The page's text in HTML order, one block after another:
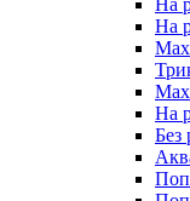
На
На
На
Без